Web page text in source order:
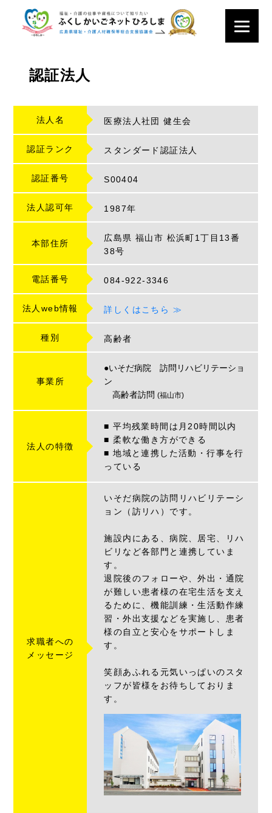
認証法人
法人名 医療法人社団 健生会
認証ランク スタンダード認証法人
認証番号 S00404
法人認可年 1987年
本部住所
広島県 福山市 松浜町1丁目13番
38号
電話番号 084-922-3346
法人web情報 詳しくはこちら ≫
種別 高齢者
事業所
●いそだ病院 訪問リハビリテーショ
ン
高齢者訪問(福山市)
法人の特徴
■ 平均残業時間は月20時間以内
■ 柔軟な働き方ができる
■ 地域と連携した活動・行事を行
っている
求職者への
メッセージ
いそだ病院の訪問リハビリテーシ
ョン（訪リハ）です。
施設内にある、病院、居宅、リハ
ビリなど各部門と連携していま
す。
退院後のフォローや、外出・通院
が難しい患者様の在宅生活を支え
るために、機能訓練・生活動作練
習・外出支援などを実施し、患者
様の自立と安心をサポートしま
す。
笑顔あふれる元気いっぱいのスタ
ッフが皆様をお待ちしておりま
す。